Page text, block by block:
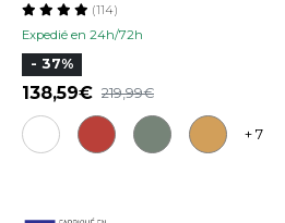
Expedié en 24h/72h
(114)
- 37%
138,59 219,99
+ 7